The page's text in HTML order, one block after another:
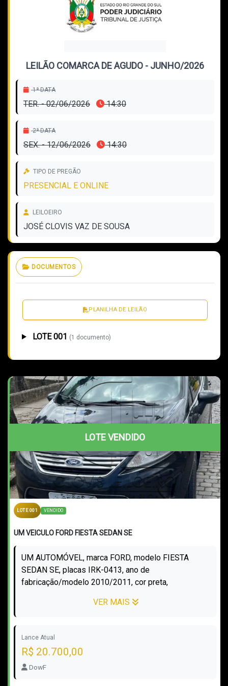
LEILÃO COMARCA DE AGUDO - JUNHO/2026
1ª DATA
TER. - 02/06/2026 14:30
2ª DATA
SEX. - 12/06/2026 14:30
TIPO DE PREGÃO
PRESENCIAL E ONLINE
LEILOEIRO
JOSÉ CLOVIS VAZ DE SOUSA
DOCUMENTOS
PLANILHA DE LEILÃO
LOTE 001 (1 documento)
LOTE VENDIDO
LOTE 001 VENDIDO
UM VEICULO FORD FIESTA SEDAN SE
UM AUTOMÓVEL, marca FORD, modelo FIESTA
SEDAN SE, placas IRK-0413, ano de
fabricação/modelo 2010/2011, cor preta,
00267570090, chassi...VER MAIS
Lance Atual
R$ 20.700,00
DowF